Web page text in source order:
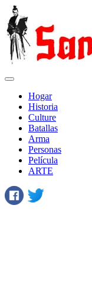
Hogar
Historia
Сulture
Batallas
Arma
Personas
Película
ARTE